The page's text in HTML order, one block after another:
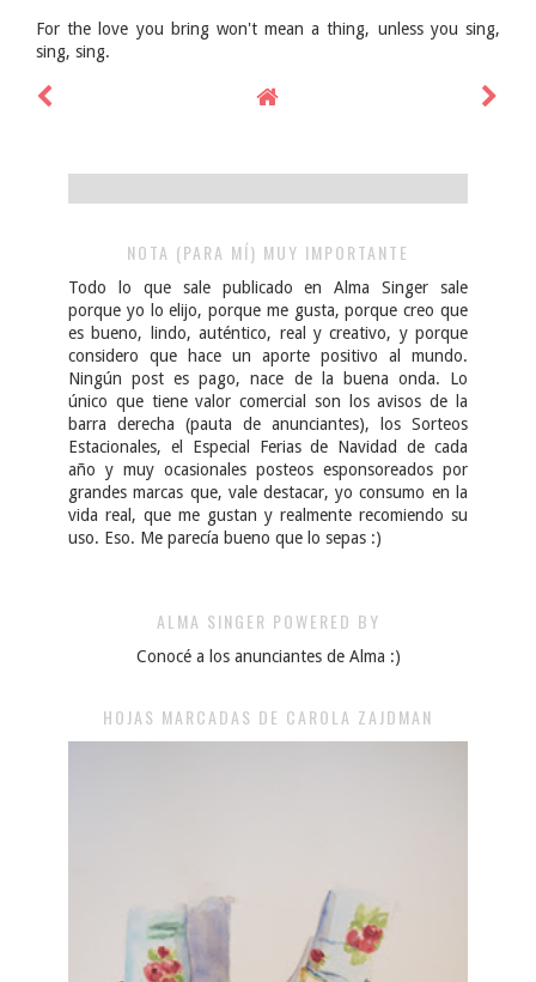
For the love you bring won't mean a thing, unless you sing,
sing, sing.
NOTA (PARA MÍ) MUY IMPORTANTE
Todo lo que sale publicado en Alma Singer sale
porque yo lo elijo, porque me gusta, porque creo que
es bueno, lindo, auténtico, real y creativo, y porque
considero que hace un aporte positivo al mundo.
Ningún post es pago, nace de la buena onda. Lo
único que tiene valor comercial son los avisos de la
barra derecha (pauta de anunciantes), los Sorteos
Estacionales, el Especial Ferias de Navidad de cada
año y muy ocasionales posteos esponsoreados por
grandes marcas que, vale destacar, yo consumo en la
vida real, que me gustan y realmente recomiendo su
uso. Eso. Me parecía bueno que lo sepas :)
ALMA SINGER POWERED BY
Conocé a los anunciantes de Alma :)
HOJAS MARCADAS DE CAROLA ZAJDMAN